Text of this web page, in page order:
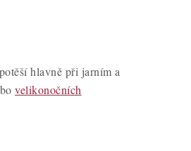
hlavně při jarním a
velikonočních